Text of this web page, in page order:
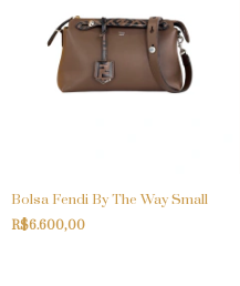
Bolsa Fendi By The Way Small
R$6.600,00